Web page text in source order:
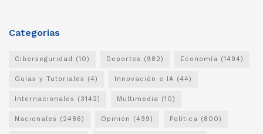
Categorias
Ciberseguridad (10) Deportes (982) Economía (1494)
Guías y Tutoriales (4) Innovación e IA (44)
Internacionales (3142) Multimedia (10)
Nacionales (2486) Opinión (499) Política (800)